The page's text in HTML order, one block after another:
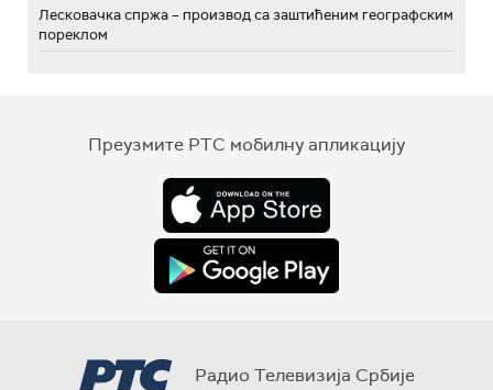
Лесковачка спржа – производ са заштићеним географским
пореклом
Преузмите РТС мобилну апликацију
Радио Телевизија Србије